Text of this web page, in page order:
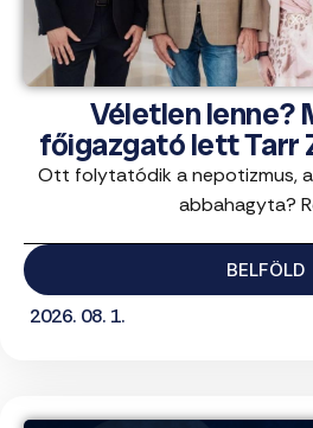
Véletlen lenne?
főigazgató lett Tarr
Ott folytatódik a nepotizmus,
abbahagyta?
BELFÖLD
2026. 08. 1.